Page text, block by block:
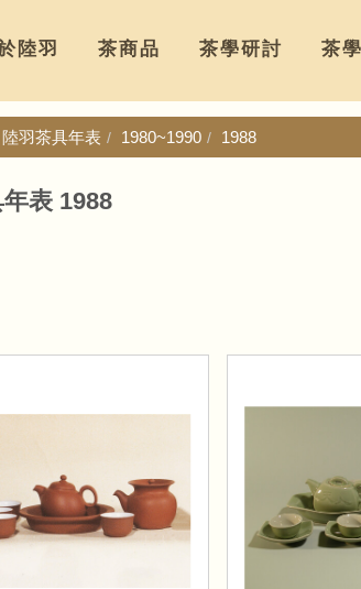
陸羽 茶商品 茶學研討 茶
陸羽茶具年表 1980~1990 1988
表 1988